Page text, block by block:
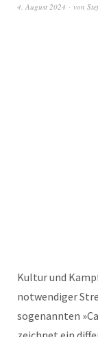
4. August 2024 von
Kultur und
notwendiger
sogenannten